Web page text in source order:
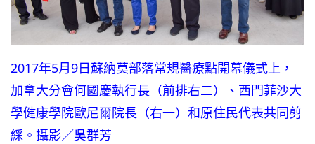
2017年5月9日蘇納莫部落常規醫療點開幕儀式上，
加拿大分會何國慶執行長（前排右二）、西門菲沙大
學健康學院歐尼爾院長（右一）和原住民代表共同剪
綵。攝影／吳群芳